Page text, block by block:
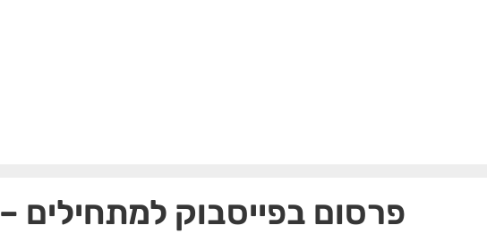
פרסום בפייסבוק למתחילים – 7 צעדים פשוטים בדרך לפרסום נכון בפייסבוק